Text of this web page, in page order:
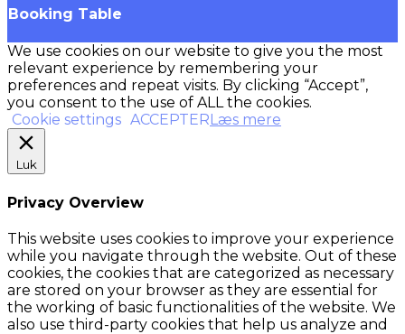
Booking Table
We use cookies on our website to give you the most
relevant experience by remembering your
preferences and repeat visits. By clicking “Accept”,
you consent to the use of ALL the cookies.
Cookie settings ACCEPTER Læs mere
Luk
Privacy Overview
This website uses cookies to improve your experience
while you navigate through the website. Out of these
cookies, the cookies that are categorized as necessary
are stored on your browser as they are essential for
the working of basic functionalities of the website. We
also use third-party cookies that help us analyze and